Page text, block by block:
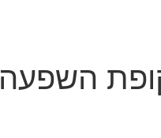
השפעה